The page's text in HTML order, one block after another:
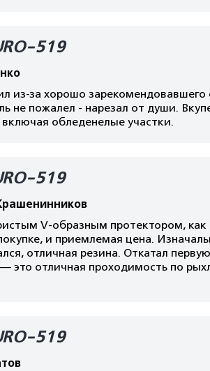
519
из-за хорошо
не пожалел - нарезал от души.
включая обледенелые участки.
519
V-образным протектором, как
и приемлемая цена.
отличная резина. Откатал
это отличная проходимость по
519